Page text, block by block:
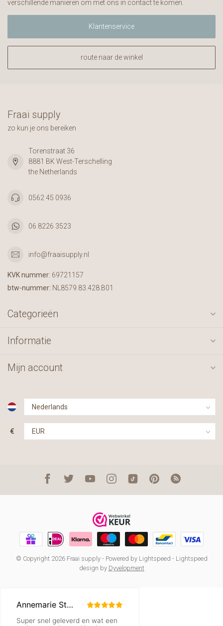
verschillende manieren om met ons in contact te komen.
Klantenservice
route naar de winkel
Fraai supply
zo kun je ons bereiken
Torenstraat 36
8881 BK West-Terschelling
the Netherlands
0562 45 0936
06 8226 3523
info@fraaisupply.nl
KVK nummer: 69721157
btw-nummer: NL8579.83.428.B01
Categorieën
Informatie
Mijn account
€
© Copyright 2026 Fraai supply- Powered by Lightspeed - Lightspeed
design by Dyvelopment